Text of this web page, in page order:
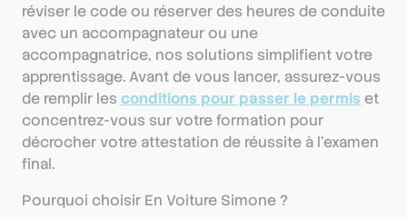
réviser le code ou réserver des heures de conduite
avec un accompagnateur ou une
accompagnatrice, nos solutions simplifient votre
apprentissage. Avant de vous lancer, assurez-vous
de remplir les conditions pour passer le permis et
concentrez-vous sur votre formation pour
décrocher votre attestation de réussite à l’examen
final.
Pourquoi choisir En Voiture Simone ?